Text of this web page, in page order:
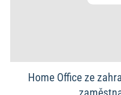
Home Office ze